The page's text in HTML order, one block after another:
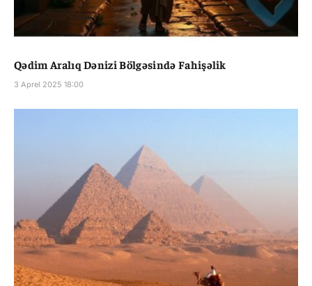
Qədim Aralıq Dənizi Bölgəsində Fahişəlik
3 Aprel 2025 18:00